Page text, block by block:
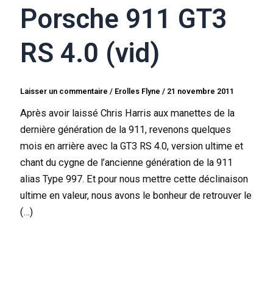
Porsche 911 GT3
RS 4.0 (vid)
Laisser un commentaire / Erolles Flyne/ 21 novembre 2011
Après avoir laissé Chris Harris aux manettes de la
dernière génération de la 911, revenons quelques
mois en arrière avec la GT3 RS 4.0, version ultime et
chant du cygne de l’ancienne génération de la 911
alias Type 997. Et pour nous mettre cette déclinaison
ultime en valeur, nous avons le bonheur de retrouver le
(…)